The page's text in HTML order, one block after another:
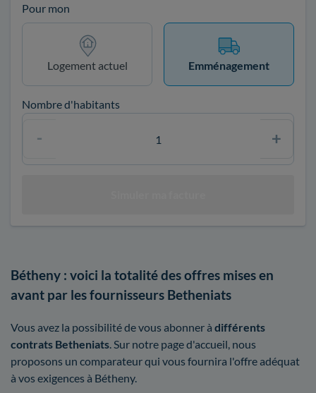
Pour mon
Logement actuel Emménagement
Nombre d'habitants
Bétheny : voici la totalité des offres mises en
avant par les fournisseurs Betheniats
Vous avez la possibilité de vous abonner à différents
contrats Betheniats . Sur notre page d'accueil, nous
proposons un comparateur qui vous fournira l'offre adéquat
à vos exigences à Bétheny.